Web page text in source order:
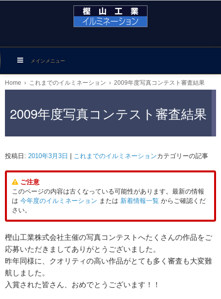
メインメニュー
Home › これまでのイルミネーション › 2009年度写真コンテスト審査結果
2009年度写真コンテスト審査結果
投稿日: 2010年3月3日 これまでのイルミネーションカテゴリーの記事
ご注意
このページの内容は古くなっている可能性があります。最新の情報
は 今年度のイルミネーション または 新着情報一覧 からご確認くだ
さい。
樫山工業株式会社主催の写真コンテストへたくさんの作品をご
応募いただきましてありがとうございました。
昨年同様に、クオリティの高い作品がとても多く審査も大変難
航しました。
入賞された皆さん、おめでとうございます！！